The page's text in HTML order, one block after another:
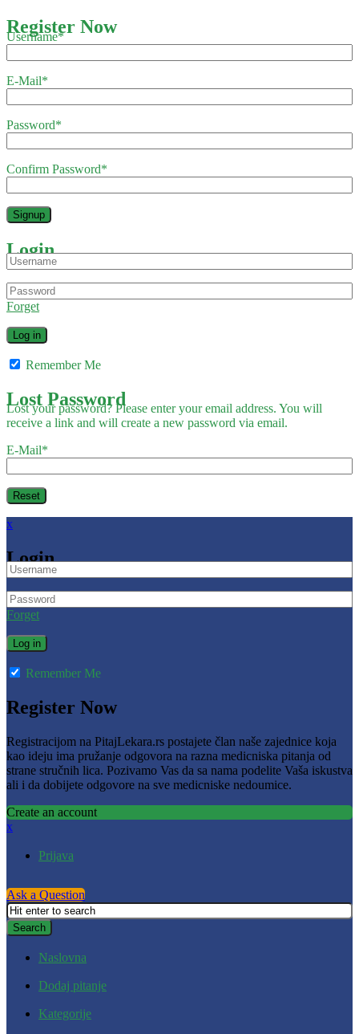
Register Now
Username*
E-Mail*
Password*
Confirm Password*
Login
Forget
Remember Me
Lost Password
Lost your password? Please enter your email address. You will
receive a link and will create a new password via email.
E-Mail*
x
Login
Forget
Remember Me
Register Now
Registracijom na PitajLekara.rs postajete član naše zajednice koja
kao ideju ima pružanje odgovora na razna medicniska pitanja od
strane stručnih lica. Pozivamo Vas da sa nama podelite Vaša iskustva
ali i da dobijete odgovore na sve medicniske nedoumice.
Create an account
x
Prijava
Ask a Question
Naslovna
Dodaj pitanje
Kategorije